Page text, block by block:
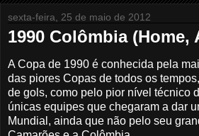
sexta-feira, 25 de maio de 2012
1990 Colômbia (Home,
A Copa de 1990 é conhecida pela
das piores Copas de todos os
de gols, como pelo pior nível técnico
únicas equipes que chegaram a dar
Mundial, ainda que não pelo seu